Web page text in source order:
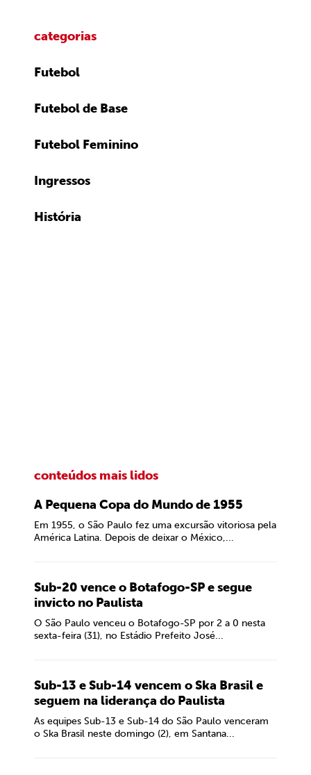
categorias
Futebol
Futebol de Base
Futebol Feminino
Ingressos
História
conteúdos mais lidos
A Pequena Copa do Mundo de 1955
Em 1955, o São Paulo fez uma excursão vitoriosa pela
América Latina. Depois de deixar o México,...
Sub-20 vence o Botafogo-SP e segue
invicto no Paulista
O São Paulo venceu o Botafogo-SP por 2 a 0 nesta
sexta-feira (31), no Estádio Prefeito José...
Sub-13 e Sub-14 vencem o Ska Brasil e
seguem na liderança do Paulista
As equipes Sub-13 e Sub-14 do São Paulo venceram
o Ska Brasil neste domingo (2), em Santana...